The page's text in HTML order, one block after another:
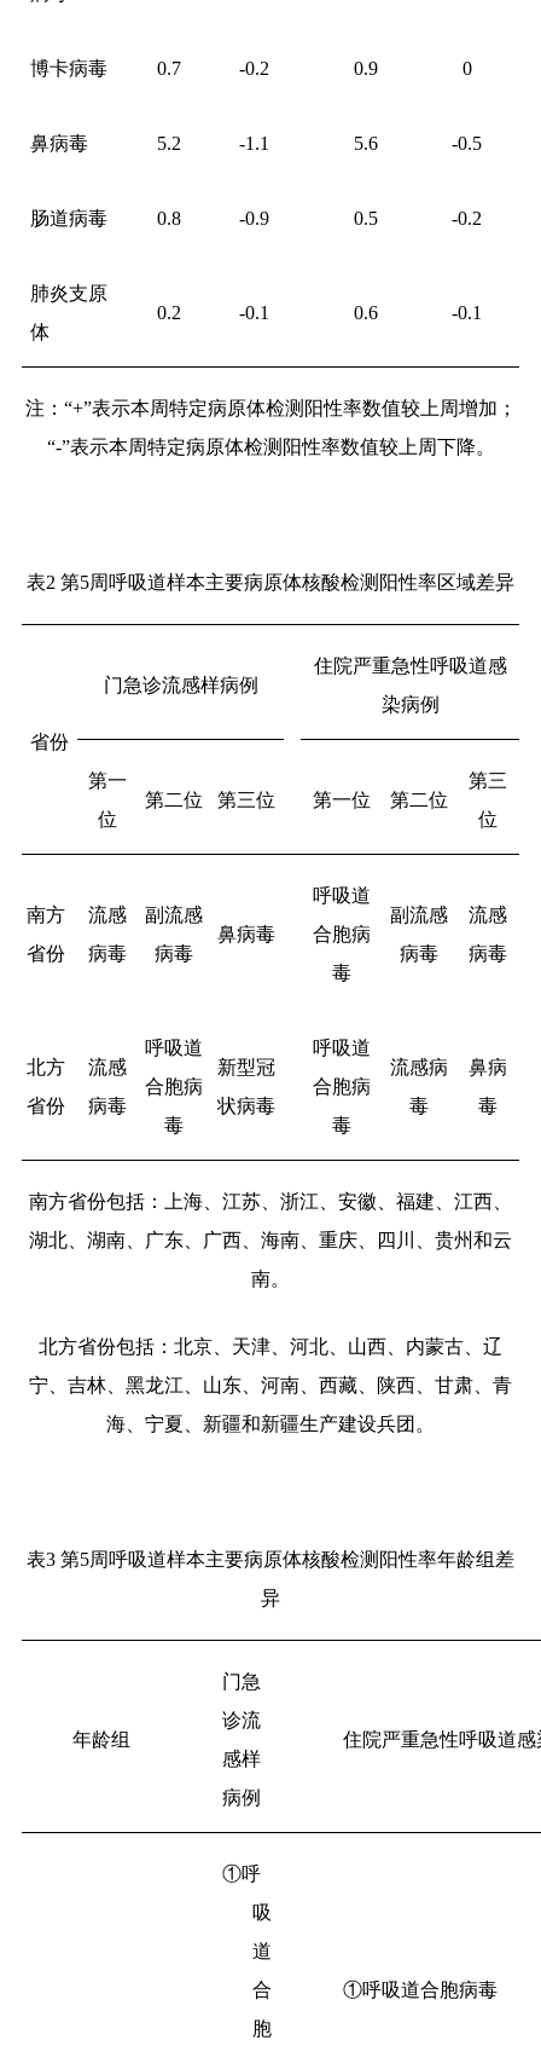
博卡病毒 0.7 -0.2 0.9 0
鼻病毒 5.2 -1.1 5.6 -0.5
肠道病毒 0.8 -0.9 0.5 -0.2
肺炎支原
体
0.2 -0.1 0.6 -0.1
注：“+”表示本周特定病原体检测阳性率数值较上周增加；
“-”表示本周特定病原体检测阳性率数值较上周下降。
表2 第5周呼吸道样本主要病原体核酸检测阳性率区域差异
省份
门急诊流感样病例
住院严重急性呼吸道感
染病例
第一
位
第二位 第三位 第一位 第二位
第三
位
南方
省份
流感
病毒
副流感
病毒
鼻病毒
呼吸道
合胞病
毒
副流感
病毒
流感
病毒
北方
省份
流感
病毒
呼吸道
合胞病
毒
新型冠
状病毒
呼吸道
合胞病
毒
流感病
毒
鼻病
毒
南方省份包括：上海、江苏、浙江、安徽、福建、江西、
湖北、湖南、广东、广西、海南、重庆、四川、贵州和云
南。
北方省份包括：北京、天津、河北、山西、内蒙古、辽
宁、吉林、黑龙江、山东、河南、西藏、陕西、甘肃、青
海、宁夏、新疆和新疆生产建设兵团。
表3 第5周呼吸道样本主要病原体核酸检测阳性率年龄组差
异
年龄组
门急
诊流
感样
病例
住院严重急性呼吸道感
①呼
吸
道
合
胞
①呼吸道合胞病毒